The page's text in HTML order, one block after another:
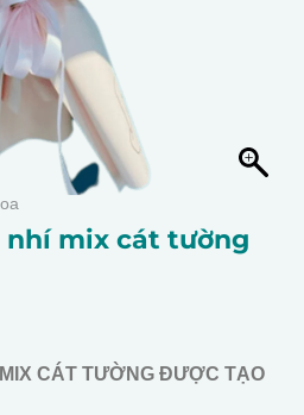
nhí mix cát tường
CÁT TƯỜNG ĐƯỢC TẠO